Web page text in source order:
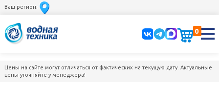
Ваш регион:
0
Цены на сайте могут отличаться от фактических на текущую дату. Актуальные
цены уточняйте у менеджера!